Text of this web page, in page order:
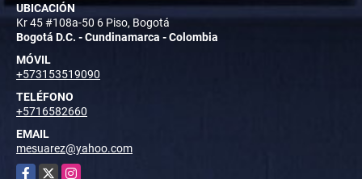
UBICACIÓN
Kr 45 #108a-50 6 Piso, Bogotá
Bogotá D.C. - Cundinamarca - Colombia
MÓVIL
+573153519090
TELÉFONO
+5716582660
EMAIL
mesuarez@yahoo.com
Facebook
X Instagram